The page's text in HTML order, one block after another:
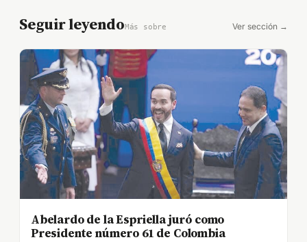
Seguir leyendoMás sobre Ver sección →
Abelardo de la Espriella juró como
Presidente número 61 de Colombia